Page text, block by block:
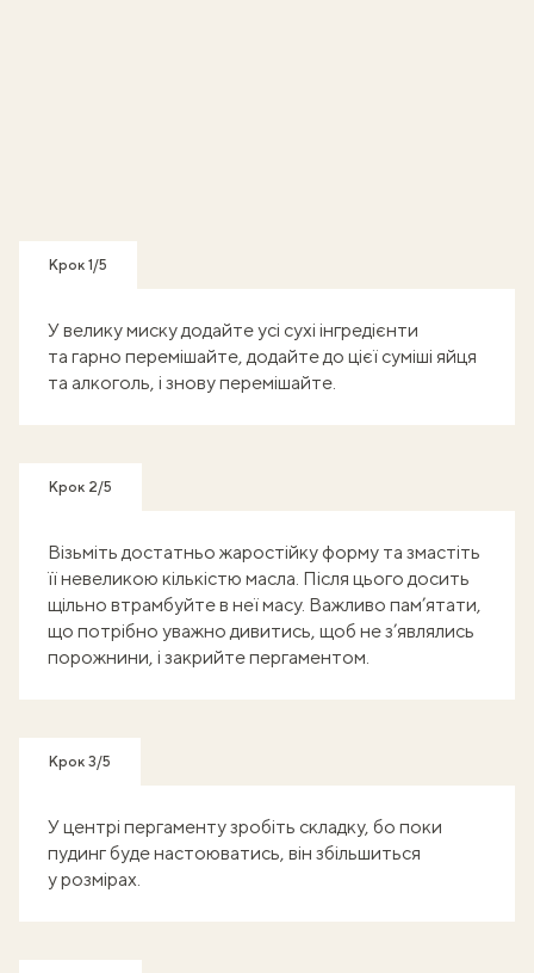
Крок 1/5
У велику миску додайте усі сухі інгредієнти
та гарно перемішайте, додайте до цієї суміші яйця
та алкоголь, і знову перемішайте.
Крок 2/5
Візьміть достатньо жаростійку форму та змастіть
її невеликою кількістю масла. Після цього досить
щільно втрамбуйте в неї масу. Важливо пам’ятати,
що потрібно уважно дивитись, щоб не з’являлись
порожнини, і закрийте пергаментом.
Крок 3/5
У центрі пергаменту зробіть складку, бо поки
пудинг буде настоюватись, він збільшиться
у розмірах.